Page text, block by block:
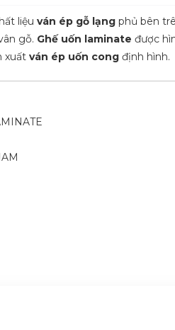
liệu ván ép gỗ lạngphủ bên
gỗ. Ghế uốn laminate được
xuấtván ép uốn congđịnh hình.